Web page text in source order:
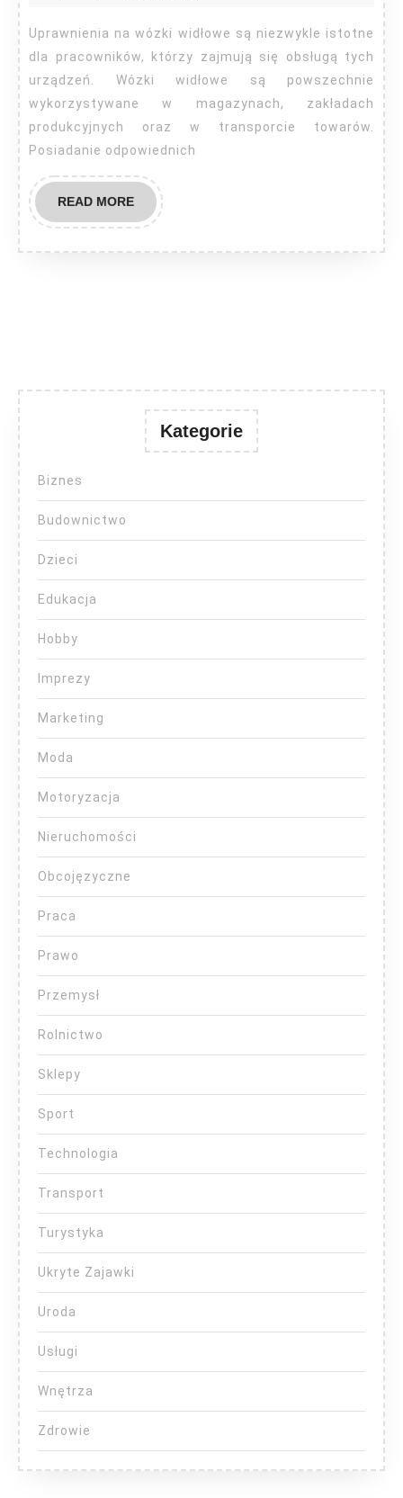
uprawnienia
na
wózki
widłowe?
Uprawnienia na wózki widłowe są niezwykle istotne
dla pracowników, którzy zajmują się obsługą tych
urządzeń. Wózki widłowe są powszechnie
wykorzystywane w magazynach, zakładach
produkcyjnych oraz w transporcie towarów.
Posiadanie odpowiednich
READ MOREREAD
MORE
Kategorie
Biznes
Budownictwo
Dzieci
Edukacja
Hobby
Imprezy
Marketing
Moda
Motoryzacja
Nieruchomości
Obcojęzyczne
Praca
Prawo
Przemysł
Rolnictwo
Sklepy
Sport
Technologia
Transport
Turystyka
Ukryte Zajawki
Uroda
Usługi
Wnętrza
Zdrowie